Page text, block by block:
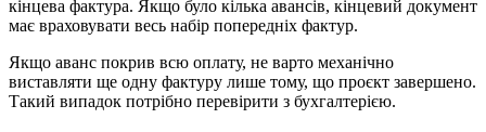
кінцева фактура. Якщо було кілька авансів, кінцевий документ
має враховувати весь набір попередніх фактур.
Якщо аванс покрив всю оплату, не варто механічно
виставляти ще одну фактуру лише тому, що проєкт завершено.
Такий випадок потрібно перевірити з бухгалтерією.